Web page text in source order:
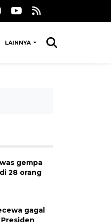
LAINNYA
gempa
28 orang
gagal